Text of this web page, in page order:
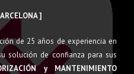
]
de 25 años de experiencia en
solución de confianza para sus
y MANTENIMIENTO